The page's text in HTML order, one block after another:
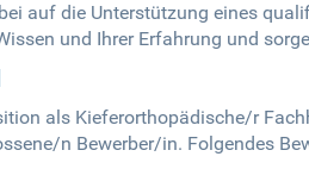
auf die Unterstützung eines
und Ihrer Erfahrung und
als Kieferorthopädische/r
n Bewerber/in. Folgendes